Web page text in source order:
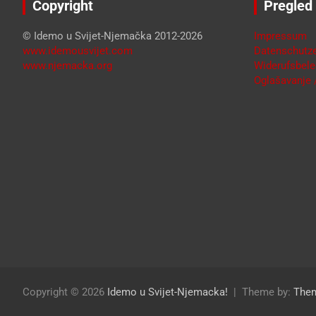
Copyright
© Idemo u Svijet-Njemačka 2012-2026
www.idemousvijet.com
www.njemacka.org
Pregled
Impressum
Copyright © 2026 Idemo u Svijet-Njemacka! Theme by: